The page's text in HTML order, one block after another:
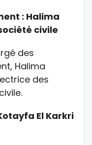
: Halima
civile
des
Halima
des
El Karkri